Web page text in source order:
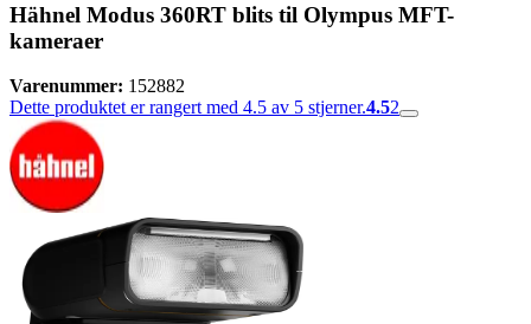
Hähnel Modus 360RT blits til Olympus MFT-
kameraer
Varenummer: 152882
Dette produktet er rangert med 4.5 av 5 stjerner.4.52